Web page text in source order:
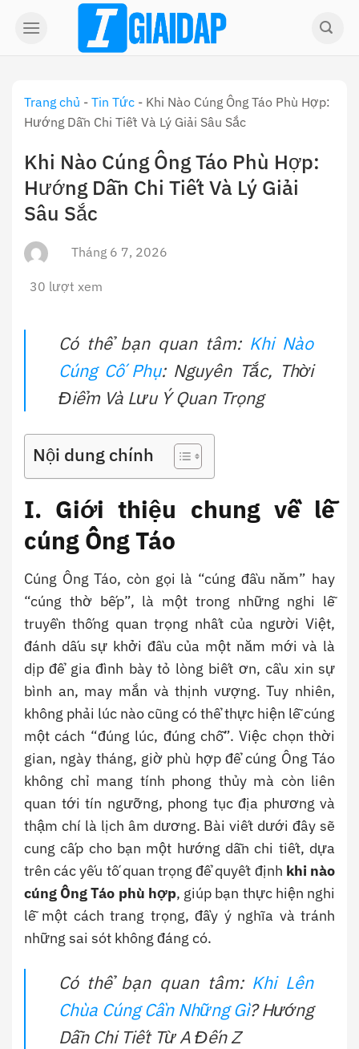
Trang chủ - Tin Tức - Khi Nào Cúng Ông Táo Phù Hợp:
Hướng Dẫn Chi Tiết Và Lý Giải Sâu Sắc
Khi Nào Cúng Ông Táo Phù Hợp:
Hướng Dẫn Chi Tiết Và Lý Giải
Sâu Sắc
Tháng 6 7, 2026
30 lượt xem
Có thể bạn quan tâm: Khi Nào
Cúng Cố Phụ: Nguyên Tắc, Thời
Điểm Và Lưu Ý Quan Trọng
Nội dung chính
I. Giới thiệu chung về lễ
cúng Ông Táo
Cúng Ông Táo, còn gọi là “cúng đầu năm” hay
“cúng thờ bếp”, là một trong những nghi lễ
truyền thống quan trọng nhất của người Việt,
đánh dấu sự khởi đầu của một năm mới và là
dịp để gia đình bày tỏ lòng biết ơn, cầu xin sự
bình an, may mắn và thịnh vượng. Tuy nhiên,
không phải lúc nào cũng có thể thực hiện lễ cúng
một cách “đúng lúc, đúng chỗ”. Việc chọn thời
gian, ngày tháng, giờ phù hợp để cúng Ông Táo
không chỉ mang tính phong thủy mà còn liên
quan tới tín ngưỡng, phong tục địa phương và
thậm chí là lịch âm dương. Bài viết dưới đây sẽ
cung cấp cho bạn một hướng dẫn chi tiết, dựa
trên các yếu tố quan trọng để quyết định khi nào
cúng Ông Táo phù hợp, giúp bạn thực hiện nghi
lễ một cách trang trọng, đầy ý nghĩa và tránh
những sai sót không đáng có.
Có thể bạn quan tâm: Khi Lên
Chùa Cúng Cần Những Gì? Hướng
Dẫn Chi Tiết Từ A Đến Z